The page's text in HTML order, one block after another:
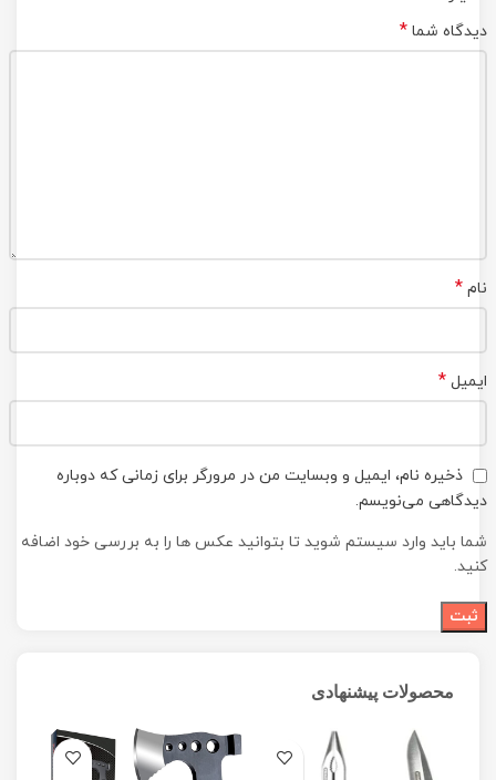
دیدگاه شما *
نام *
ایمیل *
ذخیره نام، ایمیل و وبسایت من در مرورگر برای زمانی که دوباره
دیدگاهی می‌نویسم.
شما باید وارد سیستم شوید تا بتوانید عکس ها را به بررسی خود اضافه
کنید.
محصولات پیشنهادی